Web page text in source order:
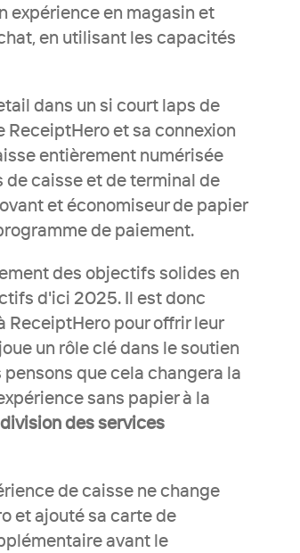
expérience en magasin et
en utilisant les capacités
dans un si court laps de
et sa connexion
entièrement numérisée
caisse et de terminal de
et économiseur de papier
de paiement.
des objectifs solides en
d'ici 2025. Il est donc
ReceiptHero pour offrir leur
un rôle clé dans le soutien
que cela changera la
sans papier à la
des services
de caisse ne change
et ajouté sa carte de
avant le